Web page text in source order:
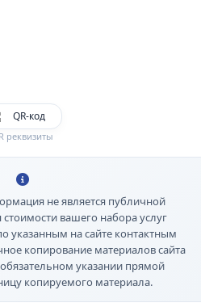
реквизиты
не является публичной
вашего набора услуг
указанным на сайте контактным
копирование материалов сайта
указании прямой
копируемого материала.